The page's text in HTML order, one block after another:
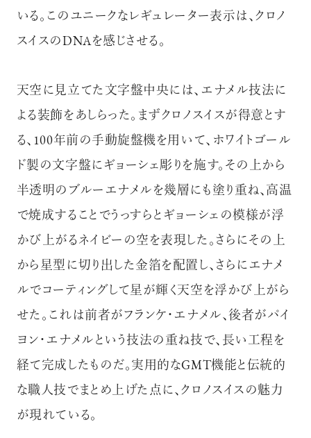
いる。このユニークなレギュレーター表示は、クロノ
スイスのDNAを感じさせる。
天空に見立てた文字盤中央には、エナメル技法に
よる装飾をあしらった。まずクロノスイスが得意とす
る、100年前の手動旋盤機を用いて、ホワイトゴール
ド製の文字盤にギョーシェ彫りを施す。その上から
半透明のブルーエナメルを幾層にも塗り重ね、高温
で焼成することでうっすらとギョーシェの模様が浮
かび上がるネイビーの空を表現した。さらにその上
から星型に切り出した金箔を配置し、さらにエナメ
ルでコーティングして星が輝く天空を浮かび上がら
せた。これは前者がフランケ・エナメル、後者がパイ
ヨン・エナメルという技法の重ね技で、長い工程を
経て完成したものだ。実用的なGMT機能と伝統的
な職人技でまとめ上げた点に、クロノスイスの魅力
が現れている。